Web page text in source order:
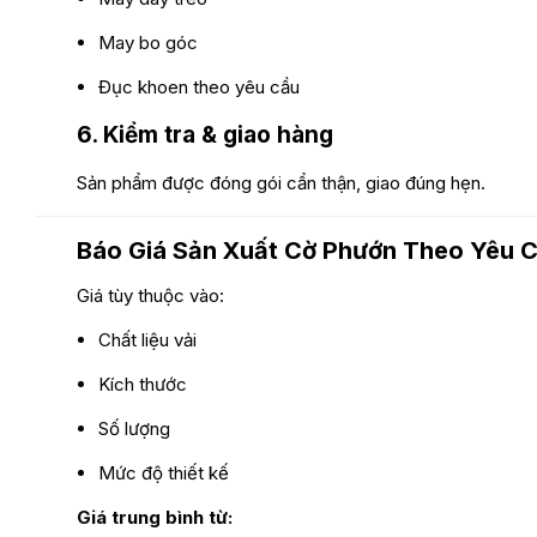
May bo góc
Đục khoen theo yêu cầu
6. Kiểm tra & giao hàng
Sản phẩm được đóng gói cẩn thận, giao đúng hẹn.
Báo Giá Sản Xuất Cờ Phướn Theo Yêu
Giá tùy thuộc vào:
Chất liệu vải
Kích thước
Số lượng
Mức độ thiết kế
Giá trung bình từ: